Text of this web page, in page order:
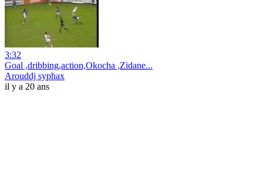
3:32
Goal ,dribbing,action,Okocha ,Zidane...
Arouddj syphax
il y a 20 ans